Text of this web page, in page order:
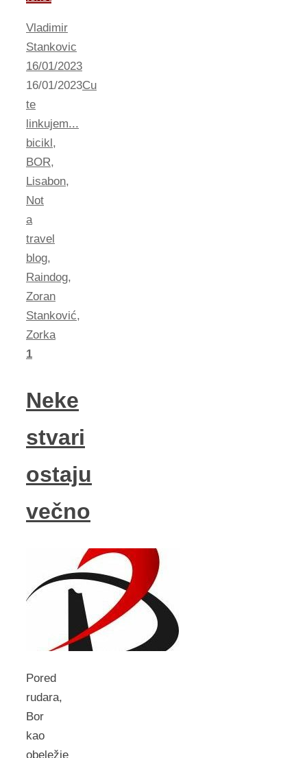
Vladimir
Stankovic
16/01/2023
16/01/2023Cu
te
linkujem...
bicikl,
BOR,
Lisabon,
Not
a
travel
blog,
Raindog,
Zoran
Stanković,
Zorka
1
Neke
stvari
ostaju
večno
Pored
rudara,
Bor
kao
obeležje